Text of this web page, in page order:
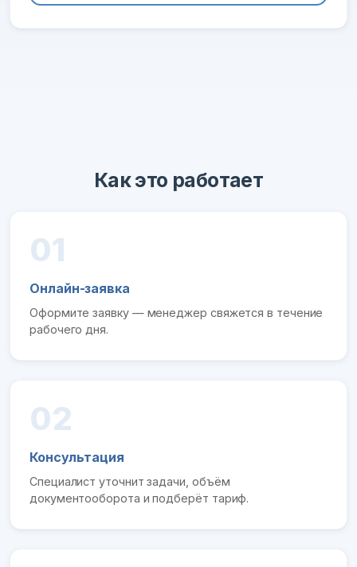
Как это работает
01
Онлайн-заявка
Оформите заявку — менеджер свяжется в течение
рабочего дня.
02
Консультация
Специалист уточнит задачи, объём
документооборота и подберёт тариф.